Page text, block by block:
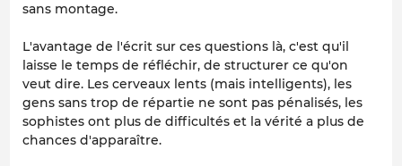
sans montage.
L'avantage de l'écrit sur ces questions là, c'est qu'il
laisse le temps de réfléchir, de structurer ce qu'on
veut dire. Les cerveaux lents (mais intelligents), les
gens sans trop de répartie ne sont pas pénalisés, les
sophistes ont plus de difficultés et la vérité a plus de
chances d'apparaître.